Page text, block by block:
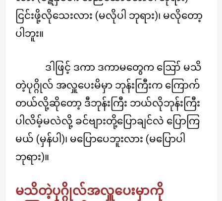
ငြင်းဖို့လိုသေးလား (မလိုပါ ဘုရား)၊ မလိုတော့
ပါဘူး။
ဒါဖြင့် ဒကာ ဒကာမတွေက ဪ မသိ
တဲ့ပုဂ္ဂိုလ် အလှူပေးမိမှာ ဘုန်းကြီးက ကြောက်
တယ်လို့ဆိုတော့ ဒီဘုန်းကြီး ဘယ်လိုဘုန်းကြီး
ပါလိမ့်မလဲလို့ ခင်ဗျားတို့ပြောချင်လဲ ပြောကြ
မယ် (မှန်ပါ)၊ မပြောပေဘူးလား (မပြောပါ
ဘုရား)။
မသိတဲ့ပုဂ္ဂိုလ်အလှူပေးမှာကို